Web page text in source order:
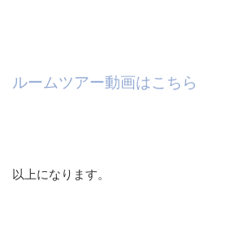
ルームツアー動画はこちら
以上になります。